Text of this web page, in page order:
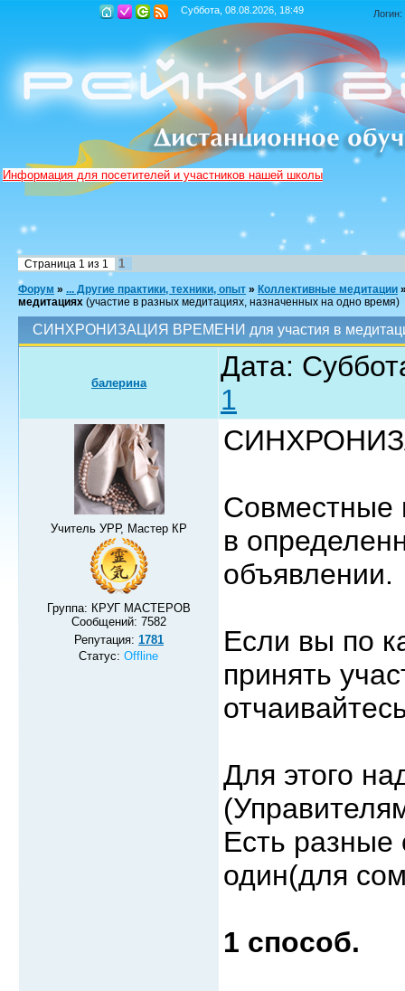
Суббота, 08.08.2026, 18:49 Логин:
Информация для посетителей и участников нашей школы
Страница 1 из 1 1
Форум » ... Другие практики, техники, опыт » Коллективные медитации
медитациях (участие в разных медитациях, назначенных на одно время)
СИНХРОНИЗАЦИЯ ВРЕМЕНИ для участия в
балерина
Дата:
1
Учитель УРР, Мастер КР
Группа: КРУГ МАСТЕРОВ
Сообщений: 7582
Репутация: 1781
Статус:Offline
Совместные
в
объявлении.
Если вы по
принять
Для этого
Есть разные
один(для
1 способ.